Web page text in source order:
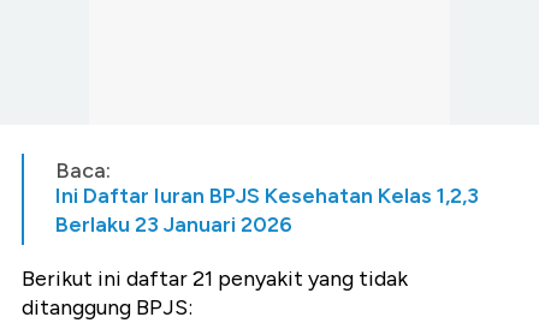
Baca:
Ini Daftar Iuran BPJS Kesehatan Kelas 1,2,3
Berlaku 23 Januari 2026
Berikut ini daftar 21 penyakit yang tidak
ditanggung BPJS: